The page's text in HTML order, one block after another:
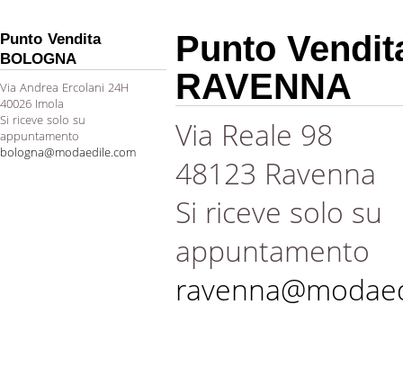
Punto Vendita
BOLOGNA
Via Andrea Ercolani 24H
40026 Imola
Si riceve solo su
appuntamento
bologna@modaedile.com
Punto
RAVENNA
Via Reale 98
48123 Ravenna
Si riceve solo su
appuntamento